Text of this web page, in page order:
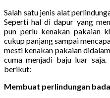
Salah satu jenis alat
Seperti hal di dapur yang
pun perlu kenakan pakaian
cukup panjang sampai
mesti kenakan pakaian
cuma menjadi baju luar
berikut:
Membuat perlindungan